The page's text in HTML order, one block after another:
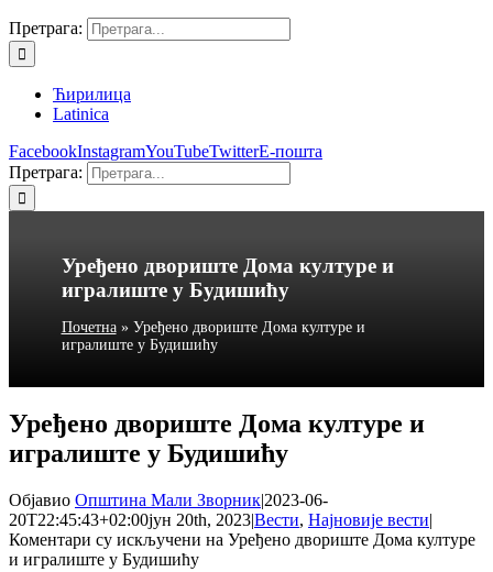
Претрага:
Ћирилица
Latinica
FacebookInstagramYouTubeTwitterЕ-пошта
Претрага:
Уређено двориште Дома културе и
игралиште у Будишићу
Почетна» Уређено двориште Дома културе и
игралиште у Будишићу
Уређено двориште Дома културе и
игралиште у Будишићу
Објавио Општина Мали Зворник|2023-06-
20T22:45:43+02:00јун 20th, 2023|Вести, Најновије вести|
Коментари су искључени на Уређено двориште Дома културе
и игралиште у Будишићу